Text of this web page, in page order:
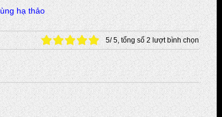
hạ thảo
5/5, tổng số 2lượt bình chọn